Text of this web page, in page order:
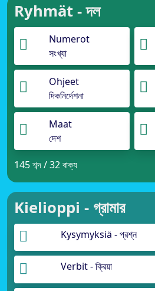
Ryhmät - দল
Numerot
সংখ্যা
Ohjeet
দিকনির্দেশনা
Maat
দেশ
145 শব্দ / 32 বাক্য
Kielioppi - গ্রামার
Kysymyksiä - প্রশ্ন
Verbit - ক্রিয়া